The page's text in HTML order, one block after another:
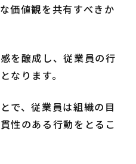
価値観を共有すべきか
を醸成し、従業員の行
なります。
で、従業員は組織の目
性のある行動をとるこ